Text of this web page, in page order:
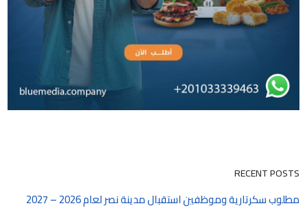
RECENT POSTS
مطلوب سكرتارية وموظفين استقبال مدينة نصر لعام 2026 – 2027